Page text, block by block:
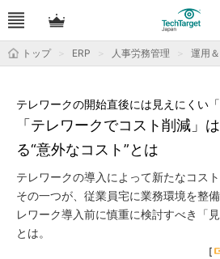
トップ ERP 人事労務管理 運用
「テレワークでコスト削減
る“意外なコスト”とは
テレワークの開始直後には見えにくい
テレワークの導入によって新たなコス
その一つが、従業員宅に業務環境を整
レワーク導入前に慎重に検討すべき「
とは。
[